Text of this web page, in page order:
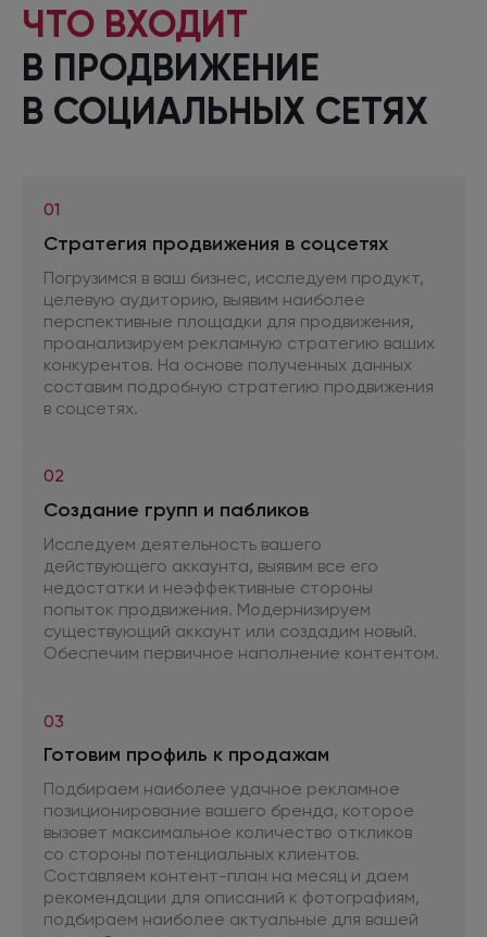
ЧТО ВХОДИТ
В ПРОДВИЖЕНИЕ
В СОЦИАЛЬНЫХ СЕТЯХ
01
Стратегия продвижения в соцсетях
Погрузимся в ваш бизнес, исследуем продукт,
целевую аудиторию, выявим наиболее
перспективные площадки для продвижения,
проанализируем рекламную стратегию ваших
конкурентов. На основе полученных данных
составим подробную стратегию продвижения
в соцсетях.
02
Создание групп и пабликов
Исследуем деятельность вашего
действующего аккаунта, выявим все его
недостатки и неэффективные стороны
попыток продвижения. Модернизируем
существующий аккаунт или создадим новый.
Обеспечим первичное наполнение контентом.
03
Готовим профиль к продажам
Подбираем наиболее удачное рекламное
позиционирование вашего бренда, которое
вызовет максимальное количество откликов
со стороны потенциальных клиентов.
Составляем контент-план на месяц и даем
рекомендации для описаний к фотографиям,
подбираем наиболее актуальные для вашей